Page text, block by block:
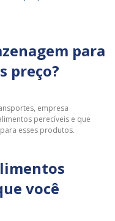
para
preço?
empresa
perecíveis e que
esses produtos.
você